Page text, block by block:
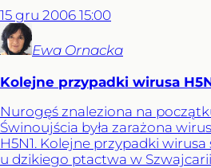
15 gru 2006 15:00
Ewa Ornacka
Kolejne przypadki wirusa
Nurogęś znaleziona na
Świnoujścia była zarażona
H5N1. Kolejne przypadki
u dzikiego ptactwa w